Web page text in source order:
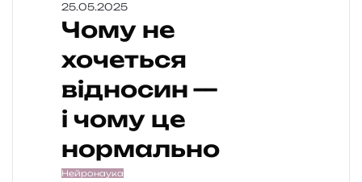
25.05.2025
Чому не
хочеться
відносин —
і чому це
нормально
Нейронаука